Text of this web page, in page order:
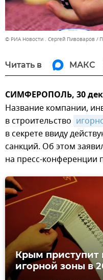
© РИА Новости . Сергей Пивоваров
Читать в МАКС
СИМФЕРОПОЛЬ, 30
Название компании,
в строительство
в секрете ввиду
санкций. Об этом
на пресс-конференции
Крым приступит
игорной зоны в